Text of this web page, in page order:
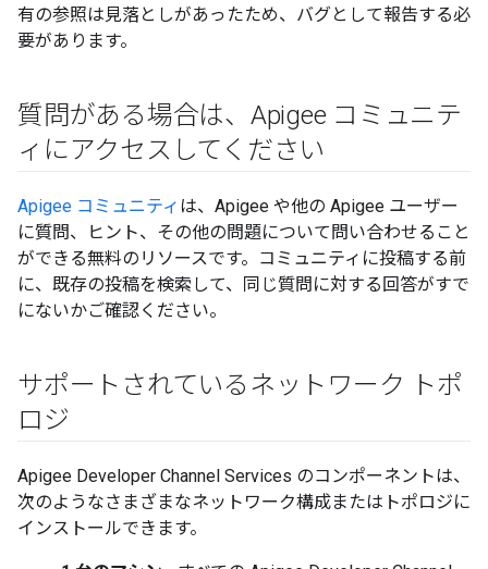
有の参照は見落としがあったため、バグとして報告する必
要があります。
質問がある場合は、Apigee コミュニテ
ィにアクセスしてください
Apigee コミュニティ は、Apigee や他の Apigee ユーザー
に質問、ヒント、その他の問題について問い合わせること
ができる無料のリソースです。コミュニティに投稿する前
に、既存の投稿を検索して、同じ質問に対する回答がすで
にないかご確認ください。
サポートされているネットワーク トポ
ロジ
Apigee Developer Channel Services のコンポーネントは、
次のようなさまざまなネットワーク構成またはトポロジに
インストールできます。